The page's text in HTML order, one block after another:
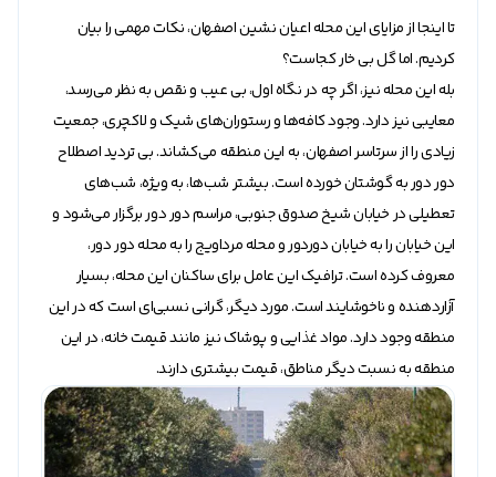
تا اینجا از مزایای این محله اعیان نشین اصفهان، نکات مهمی را بیان
کردیم. اما گل بی خار کجاست؟
بله این محله نیز، اگر چه در نگاه اول، بی عیب و نقص به نظر می‌رسد،
معایبی نیز دارد. وجود کافه‌ها و رستوران‌های شیک و لاکچری، جمعیت
زیادی را از سرتاسر اصفهان، به این منطقه می‌کشاند. بی تردید اصطلاح
دور دور به گوشتان خورده است. بیشتر شب‌ها، به ویژه، شب‌های
تعطیلی در خیابان‌ شیخ صدوق جنوبی، مراسم دور دور برگزار می‌شود و
این خیابان را به خیابان دوردور و محله مرداویج را به محله دور دور،
معروف کرده است. ترافیک این عامل برای ساکنان این محله، بسیار
آزاردهنده و ناخوشایند است. مورد دیگر، گرانی نسبی‌ای است که در این
منطقه وجود دارد. مواد غذایی و پوشاک نیز مانند قیمت خانه، در این
منطقه به نسبت دیگر مناطق، قیمت بیشتری دارند.